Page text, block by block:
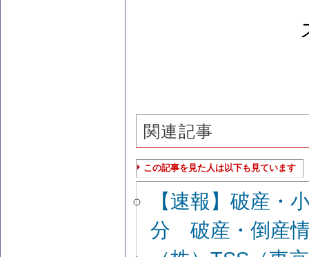
関連記事
この記事を見た人は以下も見ています
【速報】破産
分 破産・倒産